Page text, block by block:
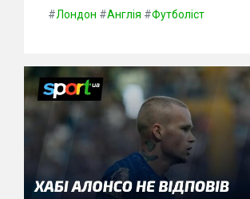
#Лондон #Англія #Футболіст